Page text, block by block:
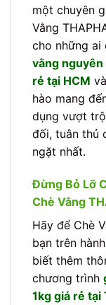
một chuyên
Vằng
cho những ai
vằng nguyên
rẻ tại HCM và
hào mang
dụng vượt
đối, tuân thủ
ngặt nhất.
Đừng Bỏ Lỡ
Chè Vằng
Hãy để Chè
bạn trên
biết thêm
chương trình
1kg giá rẻ tại